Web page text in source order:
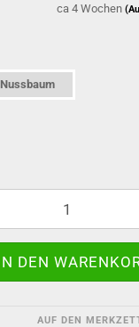
ca 4 Wochen
Nussbaum
AUF DEN